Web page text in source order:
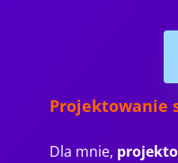
Projektowanie
Dla mnie,